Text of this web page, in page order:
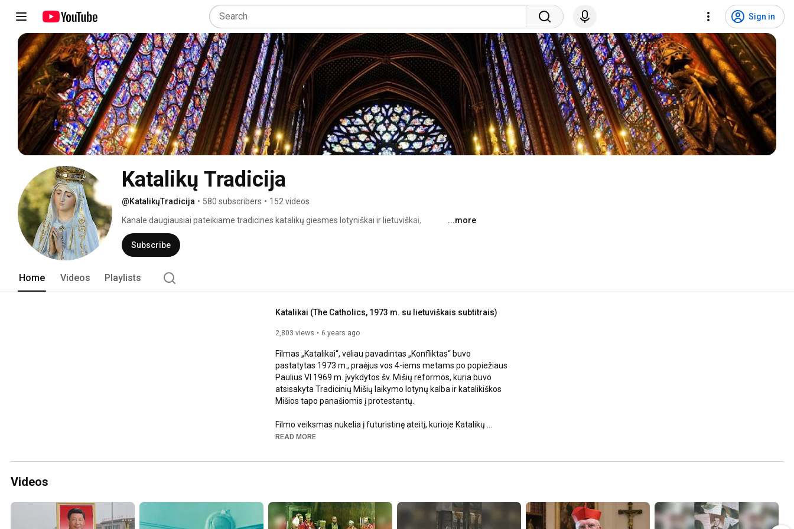
Sign in
Katalikų Tradicija
@KatalikųTradicija • 580 subscribers • 152 videos
Kanale daugiausiai pateikiame tradicines katalikų giesmes lotyniškai ir lietuviškai,
grigališkuosius choralus, kai kuriuos įdomesnius pačių išverstus filmus katalikų tikėjimo
tematika.
...more
Subscribe
Home Videos Playlists
Katalikai (The Catholics, 1973 m. su lietuviškais subtitrais)
2,803 views 6 years ago
Filmas „Katalikai“, vėliau pavadintas „Konfliktas“ buvo
pastatytas 1973 m., praėjus vos 4-iems metams po popiežiaus
Paulius VI 1969 m. įvykdytos šv. Mišių reformos, kuria buvo
atsisakyta Tradicinių Mišių laikymo lotynų kalba ir katalikiškos
Mišios tapo panašiomis į protestantų.
Filmo veiksmas nukelia į futuristinę ateitį, kurioje Katalikų
Bažnyčioje jau įvykęs Vatikano IV Susirinkimas (aiški aliuzija į
susidūrimą.
plaukti tikintieji ir piligrimai iš viso pasaulio.
Tai sukelia vienuolių ordino vyresniojo, prisiekusio modernisto,
READ MORE
Videos